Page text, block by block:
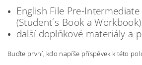
English File Pre-
(Student´s Book a Workbook)
další doplňkové materiály a
Buďte první, kdo napíše příspěvek k této